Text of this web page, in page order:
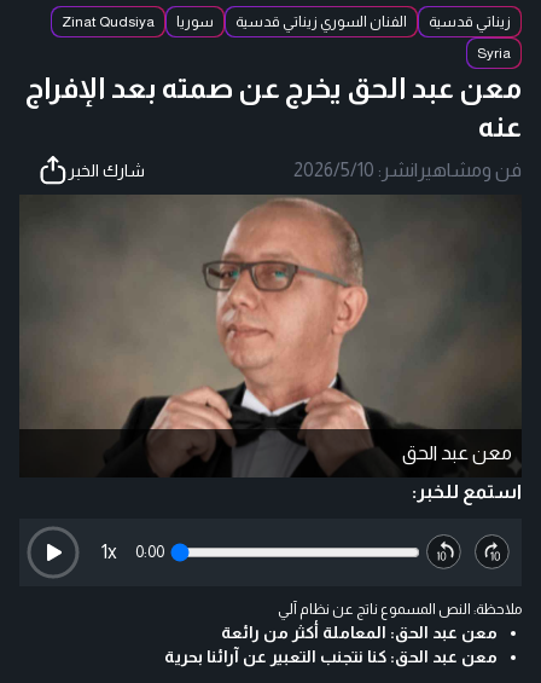
زيناتي قدسية الفنان السوري زيناتي قدسية سوريا
Zinat Qudsiya
Syria
معن عبد الحق يخرج عن صمته بعد الإفراج
عنه
فن ومشاهير |نشر: 2026/5/10 شارك الخبر
معن عبد الحق
استمع للخبر:
0:00
1x
ملاحظة: النص المسموع ناتج عن نظام آلي
معن عبد الحق: المعاملة أكثر من رائعة
معن عبد الحق: كنا نتجنب التعبير عن آرائنا بحرية